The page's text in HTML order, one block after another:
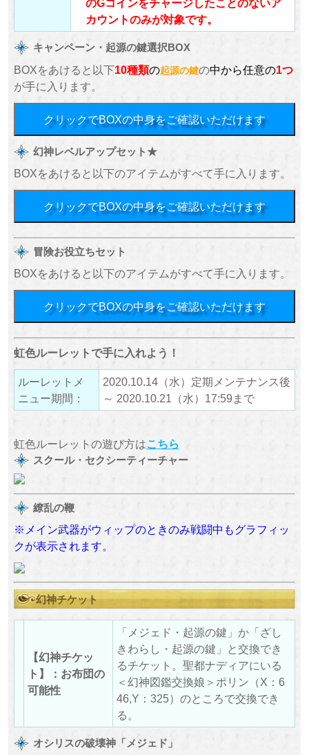
のGコインをチャージしたことのないア
カウントのみが対象です。
キャンペーン・起源の鍵選択BOX
BOXをあけると以下10種類の起源の鍵の中から任意の1つ
が手に入ります。
クリックでBOXの中身をご確認いただけます
幻神レベルアップセット★
BOXをあけると以下のアイテムがすべて手に入ります。
クリックでBOXの中身をご確認いただけます
冒険お役立ちセット
BOXをあけると以下のアイテムがすべて手に入ります。
クリックでBOXの中身をご確認いただけます
虹色ルーレットで手に入れよう！
ルーレットメ
ニュー期間：
2020.10.14（水）定期メンテナンス後
～ 2020.10.21（水）17:59まで
虹色ルーレットの遊び方はこちら
スクール・セクシーティーチャー
繚乱の鞭
※メイン武器がウィップのときのみ戦闘中もグラフィッ
クが表示されます。
幻神チケット
【幻神チケッ
ト】：お布団の
可能性
「メジェド・起源の鍵」か「ざし
きわらし・起源の鍵」と交換でき
るチケット。聖都ナディアにいる
＜幻神図鑑交換娘＞ポリン（X：6
46,Y：325）のところで交換でき
る。
オシリスの破壊神「メジェド」